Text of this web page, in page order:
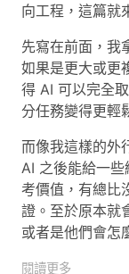
向工程，這篇就
先寫在前面，我
如果是更大或更
得 AI 可以完全
分任務變得更輕
而像我這樣的外
AI 之後能給一
考價值，有總比
證。至於原本就
或者是他們會怎
閱讀更多